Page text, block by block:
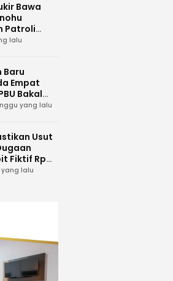
Bawa
Patroli
lalu
Baru
Empat
Bakal
Karcis
yang lalu
Usut
Fiktif Rp
yang lalu